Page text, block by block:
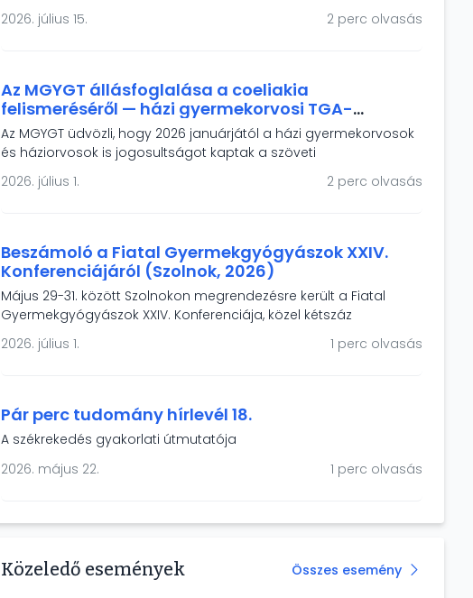
töltőinek fóruma. A rendezvény fókuszában a modern terápiák, a
2026. július 15. 2 perc olvasás
Az MGYGT állásfoglalása a coeliakia
felismeréséről — házi gyermekorvosi TGA-
vizsgálati jogosultság és a népességszűrés
igénye
Az MGYGT üdvözli, hogy 2026 januárjától a házi gyermekorvosok
és háziorvosok is jogosultságot kaptak a szöveti
transzglutamináz elleni antitest vizsgálat elvégeztetésére
coeliakia gyanú esetén. Állásfoglalásunk hangsúlyozza, hogy a
2026. július 1. 2 perc olvasás
Beszámoló a Fiatal Gyermekgyógyászok XXIV.
Konferenciájáról (Szolnok, 2026)
Május 29-31. között Szolnokon megrendezésre került a Fiatal
Gyermekgyógyászok XXIV. Konferenciája, közel kétszáz
résztvevővel és 90 szakmai előadással. Az MGYGT két díjat
ajánlott fel a legkiválóbb előadóknak – a díjazottak: Simon Máté
2026. július 1. 1 perc olvasás
Pár perc tudomány hírlevél 18.
A székrekedés gyakorlati útmutatója
2026. május 22.
1 perc olvasás
Közeledő események Összes esemény